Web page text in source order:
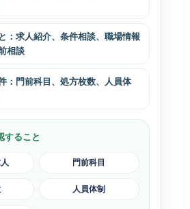
：求人紹介、条件相談、職場情報
相談
：門前科目、処方枚数、人員体
すること
門前科目
人員体制